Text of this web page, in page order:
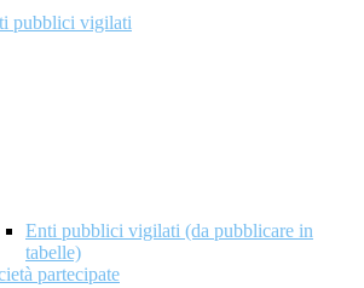
pubblici vigilati
Enti pubblici vigilati (da pubblicare in
tabelle)
partecipate